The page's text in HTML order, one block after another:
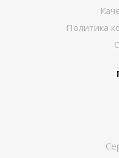
Политика